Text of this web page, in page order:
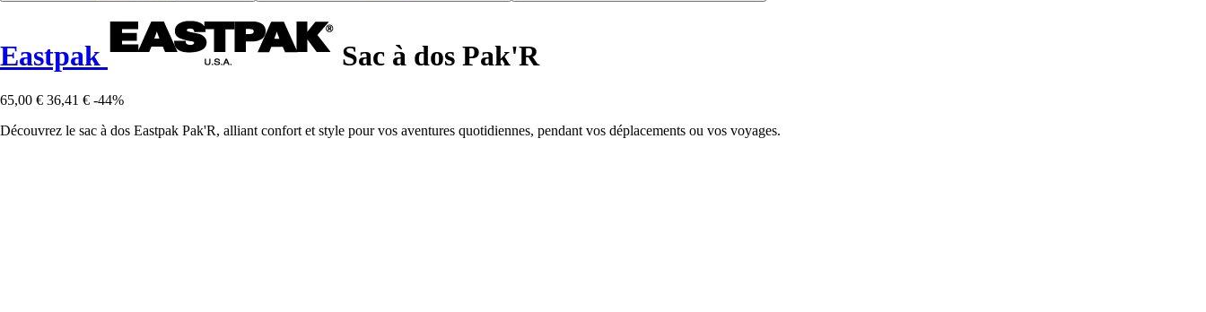
Eastpak Sac à dos Pak'R
65,00 € 36,41 € -44%
Découvrez le sac à dos Eastpak Pak'R, alliant confort et style pour vos aventures quotidiennes, pendant vos déplacements ou vos voyages.